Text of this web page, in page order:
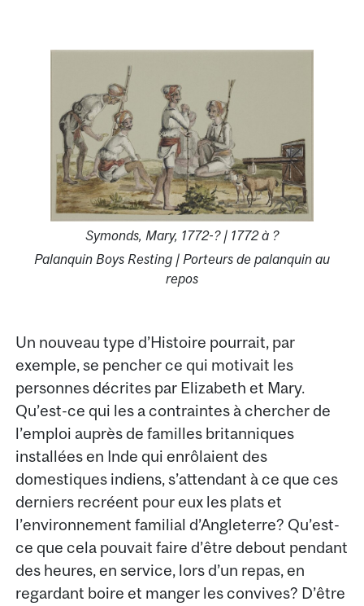
Symonds, Mary, 1772-? | 1772 à ?
Palanquin Boys Resting | Porteurs de palanquin au
repos
Un nouveau type d’Histoire pourrait, par
exemple, se pencher ce qui motivait les
personnes décrites par Elizabeth et Mary.
Qu’est-ce qui les a contraintes à chercher de
l’emploi auprès de familles britanniques
installées en Inde qui enrôlaient des
domestiques indiens, s’attendant à ce que ces
derniers recréent pour eux les plats et
l’environnement familial d’Angleterre? Qu’est-
ce que cela pouvait faire d’être debout pendant
des heures, en service, lors d’un repas, en
regardant boire et manger les convives? D’être